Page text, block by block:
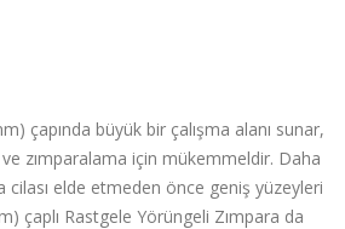
çapında büyük bir çalışma alanı sunar,
zımparalama için mükemmeldir. Daha
cilası elde etmeden önce geniş yüzeyleri
çaplı Rastgele Yörüngeli Zımpara da